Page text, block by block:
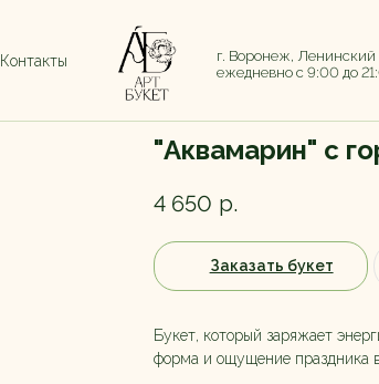
г. Воронеж, Ленинский
ежедневно с 9:00 до
Контакты
"Аквамарин" с
4 650 р.
Заказать букет
Букет, который заряжает
форма и ощущение праздника